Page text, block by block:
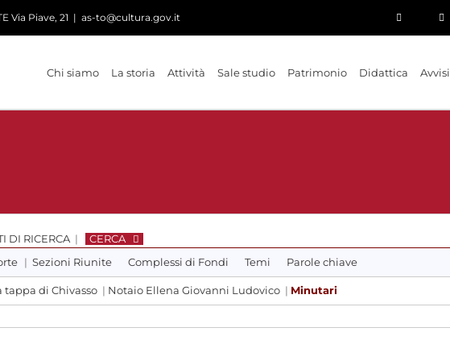
Via Piave, 21 | as-to@cultura.gov.it
Chi siamo La storia Attività Sale studio Patrimonio Didattica Avvisi
DI RICERCA |
CERCA
| Sezioni Riunite Complessi di Fondi Temi Parole chiave
tappa di Chivasso | Notaio Ellena Giovanni Ludovico | Minutari